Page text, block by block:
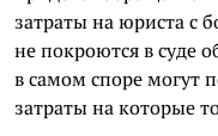
затраты на юриста с
не покроются в суде
в самом споре могут
затраты на которые